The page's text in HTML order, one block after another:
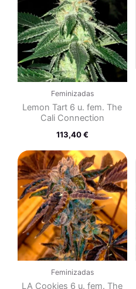
Feminizadas
Lemon Tart 6 u. fem. The
Cali Connection
113,40€
Feminizadas
LA Cookies 6 u. fem. The